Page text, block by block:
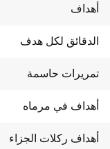
أهداف
الدقائق لكل هدف
تمريرات حاسمة
أهداف في مرماه
أهداف ركلات الجزاء